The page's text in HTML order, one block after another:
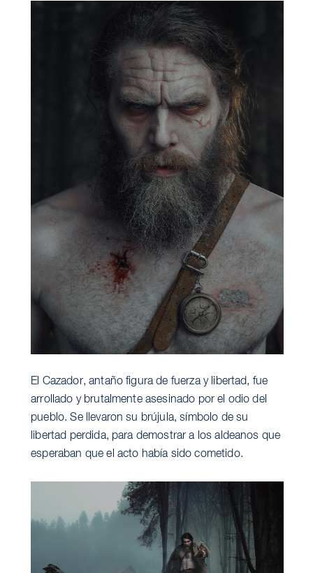
El Cazador, antaño figura de fuerza y libertad, fue
arrollado y brutalmente asesinado por el odio del
pueblo. Se llevaron su brújula, símbolo de su
libertad perdida, para demostrar a los aldeanos que
esperaban que el acto había sido cometido.